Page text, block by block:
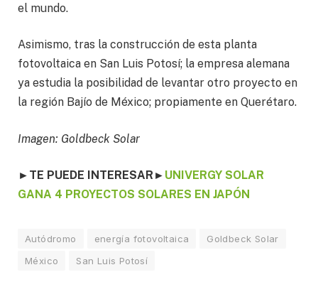
el mundo.
Asimismo, tras la construcción de esta planta
fotovoltaica en San Luis Potosí; la empresa alemana
ya estudia la posibilidad de levantar otro proyecto en
la región Bajío de México; propiamente en Querétaro.
Imagen: Goldbeck Solar
►TE PUEDE INTERESAR ► UNIVERGY SOLAR
GANA 4 PROYECTOS SOLARES EN JAPÓN
Autódromo energía fotovoltaica
Goldbeck Solar
México
San Luis Potosí